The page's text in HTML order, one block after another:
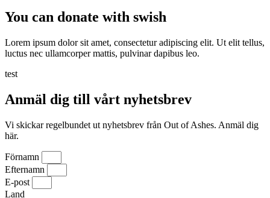
You can donate with swish
Lorem ipsum dolor sit amet, consectetur adipiscing elit. Ut elit tellus,
luctus nec ullamcorper mattis, pulvinar dapibus leo.
test
Anmäl dig till vårt nyhetsbrev
Vi skickar regelbundet ut nyhetsbrev från Out of Ashes. Anmäl dig
här.
Förnamn
Efternamn
E-post
Land